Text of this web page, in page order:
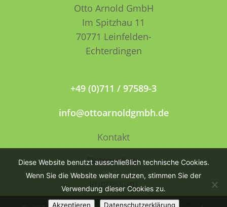
Otto Arnold GmbH
Im Spitzhau 11
70771 Leinfelden­­
Echterdingen
+49 (0)711 / 97589-3
info@ottoarnoldgmbh.de
Kontakt
Datenschutz
Impressum
Diese Website benutzt ausschließlich technische Cookies.
Wenn Sie die Website weiter nutzen, stimmen Sie der
Verwendung dieser Cookies zu.
Akzeptieren Datenschutzerklärung